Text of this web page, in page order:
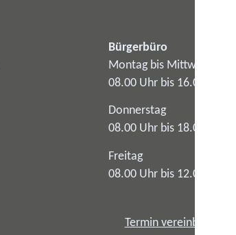
Bürgerbüro
Montag bis Mittwoch
08.00 Uhr bis 16.00 Uhr
Donnerstag
08.00 Uhr bis 18.00 Uhr
Freitag
08.00 Uhr bis 12.00 Uhr
Termin vereinbaren